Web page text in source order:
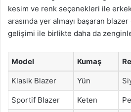
kesim ve renk seçenekleri ile
arasında yer almayı başaran
gelişimi ile birlikte daha da
Model Kumaş
Klasik Blazer Yün
Sportif Blazer Keten